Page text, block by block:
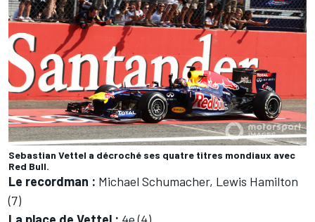
Sebastian Vettel a décroché ses quatre titres mondiaux avec
Red Bull.
Le recordman : Michael Schumacher, Lewis Hamilton
(7)